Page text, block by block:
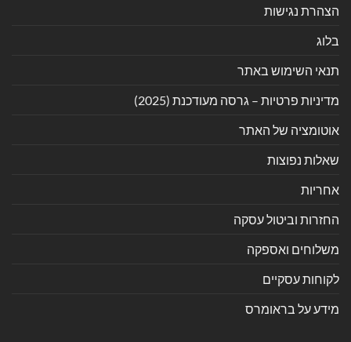
הצהרת נגישות
בלוג
תנאי השימוש באתר
מדיניות פרטיות – גרסה מעודכנת (2025)
אוטומציה של האתר
שאלות נפוצות
אחריות
החזרות וביטול עסקה
משלוחים ואספקה
לקוחות עסקיים
מידע על בראומרס